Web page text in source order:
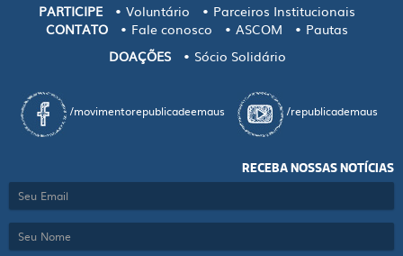
PARTICIPE
Voluntário
Parceiros Institucionais
CONTATO
Fale conosco ASCOM
Pautas
DOAÇÕES
Sócio Solidário
/movimentorepublicadeemaus /republicademaus
RECEBA NOSSAS NOTÍCIAS